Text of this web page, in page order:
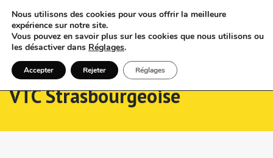
VTC Strasbourgeoise
Nous utilisons des cookies pour vous offrir la meilleure
expérience sur notre site.
Vous pouvez en savoir plus sur les cookies que nous utilisons ou
les désactiver dans Réglages.
Accepter Rejeter Réglages